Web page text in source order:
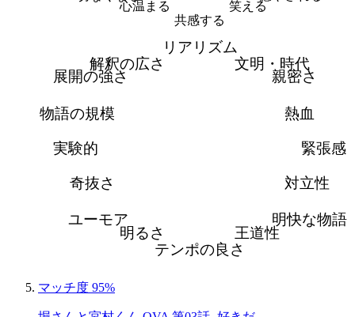
笑える
共感する
心温まる
リアリズム
文明・時代
親密さ
熱血
緊張感
対立性
明快な物語
王道性
テンポの良さ
明るさ
ユーモア
奇抜さ
実験的
物語の規模
展開の強さ
解釈の広さ
マッチ度 95%